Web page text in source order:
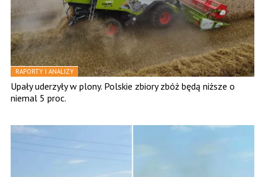
RAPORTY I ANALIZY
Upały uderzyły w plony. Polskie zbiory zbóż będą niższe o
niemal 5 proc.